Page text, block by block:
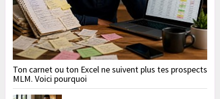
Ton carnet ou ton Excel ne suivent plus tes prospects
MLM. Voici pourquoi